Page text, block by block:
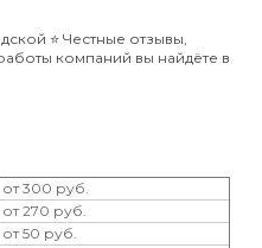
⭐️ Честные отзывы,
компаний вы найдёте в
от 300 руб.
от 270 руб.
от 50 руб.